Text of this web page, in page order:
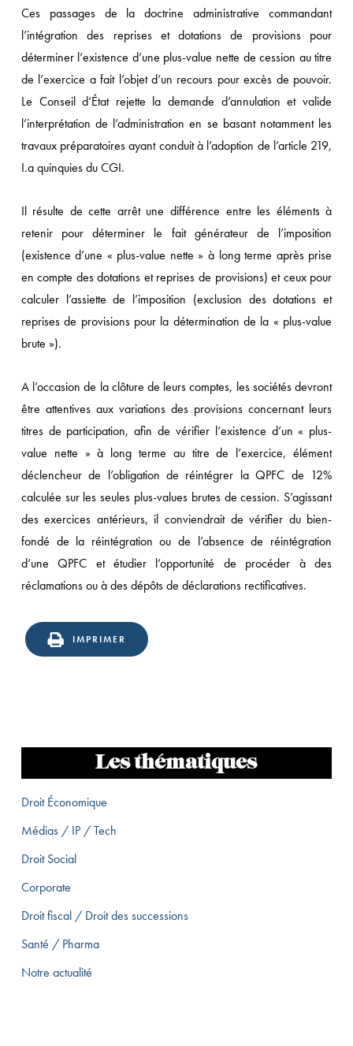
Ces passages de la doctrine administrative commandant
l’intégration des reprises et dotations de provisions pour
déterminer l’existence d’une plus-value nette de cession au titre
de l’exercice a fait l’objet d’un recours pour excès de pouvoir.
Le Conseil d’État rejette la demande d’annulation et valide
l’interprétation de l’administration en se basant notamment les
travaux préparatoires ayant conduit à l’adoption de l’article 219,
I.a quinquies du CGI.
Il résulte de cette arrêt une différence entre les éléments à
retenir pour déterminer le fait générateur de l’imposition
(existence d’une « plus-value nette » à long terme après prise
en compte des dotations et reprises de provisions) et ceux pour
calculer l’assiette de l’imposition (exclusion des dotations et
reprises de provisions pour la détermination de la « plus-value
brute »).
A l’occasion de la clôture de leurs comptes, les sociétés devront
être attentives aux variations des provisions concernant leurs
titres de participation, afin de vérifier l’existence d’un « plus-
value nette » à long terme au titre de l’exercice, élément
déclencheur de l’obligation de réintégrer la QPFC de 12%
calculée sur les seules plus-values brutes de cession. S’agissant
des exercices antérieurs, il conviendrait de vérifier du bien-
fondé de la réintégration ou de l’absence de réintégration
d’une QPFC et étudier l’opportunité de procéder à des
réclamations ou à des dépôts de déclarations rectificatives.
IMPRIMER
Les thématiques
Droit Économique
Médias / IP / Tech
Droit Social
Corporate
Droit fiscal / Droit des successions
Santé / Pharma
Notre actualité